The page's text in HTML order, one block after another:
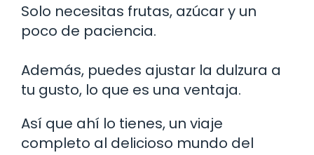
Solo necesitas frutas, azúcar y un
poco de paciencia.
Además, puedes ajustar la dulzura a
tu gusto, lo que es una ventaja.
Así que ahí lo tienes, un viaje
completo al delicioso mundo del